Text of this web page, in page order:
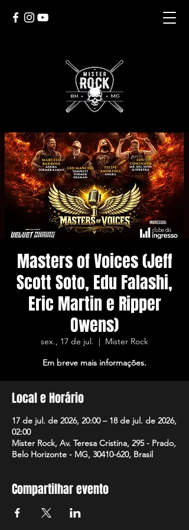
Masters of Voices (Jeff
Scott Soto, Edu Falashi,
Eric Martin e Ripper
Owens)
sex., 17 de jul.
  |
Mister Rock
Em breve mais informações.
Local e Horário
17 de jul. de 2026, 20:00 – 18 de jul. de 2026,
02:00
Mister Rock, Av. Teresa Cristina, 295 - Prado,
Belo Horizonte - MG, 30410-620, Brasil
Compartilhar evento